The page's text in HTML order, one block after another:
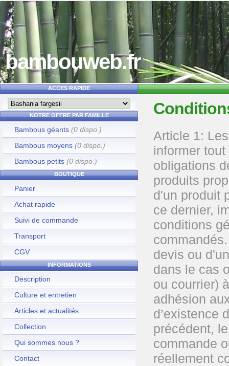
bambouweb.fr
ACCES RAPIDE
NOTRE OFFRE PAR FAMILLE
Bambous géants (0 dispo.)
Bambous moyens (0 dispo.)
Bambous petits (0 dispo.)
BOUTIQUE
Panier
Achat rapide
Suivi de commande
Transport
CGV
INFORMATIONS
Description
Culture et entretien
Articles et actualités
Collection
Qui sommes nous ?
Contact
Article 1:
informer
obligations
produits
d'un produit
ce dernier,
conditions
devis ou
dans le cas
ou courrier)
adhésion
d’existence
précédent,
commande
réellement